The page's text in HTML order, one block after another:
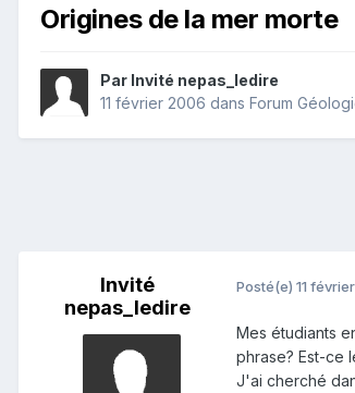
Origines de la mer morte
Par Invité nepas_ledire
11 février 2006 dans Forum
Invité
nepas_ledire
Posté(e) 11
Mes étudiants
phrase? Est-ce
J'ai cherché